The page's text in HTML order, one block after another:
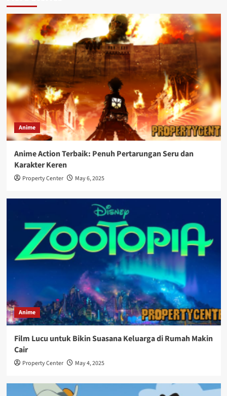
Anime
Anime Action Terbaik: Penuh Pertarungan Seru dan
Karakter Keren
Property Center May 6, 2025
Anime
Film Lucu untuk Bikin Suasana Keluarga di Rumah Makin
Cair
Property Center May 4, 2025